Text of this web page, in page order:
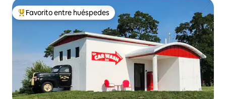
De los mejores en Favorito entre huéspedes
Favorito entre huéspedes